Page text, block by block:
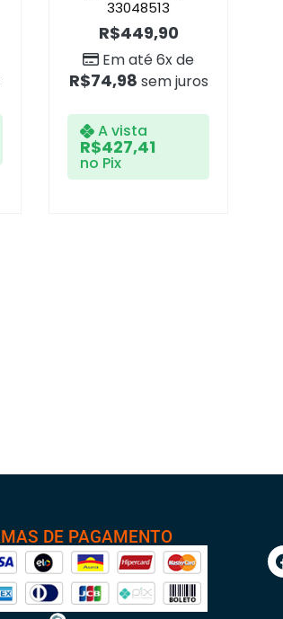
33048513
R$449,90
Em até 6x de
R$74,98 sem juros
A vista
R$427,41
no Pix
DE PAGAMENTO